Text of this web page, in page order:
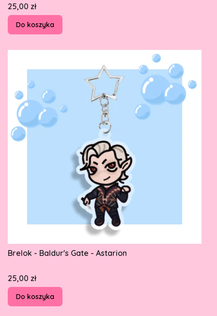
Cena
25,00 zł
Do koszyka
Brelok - Baldur's Gate - Astarion
Cena
25,00 zł
Do koszyka